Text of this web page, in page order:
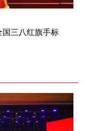
国三八红旗手标